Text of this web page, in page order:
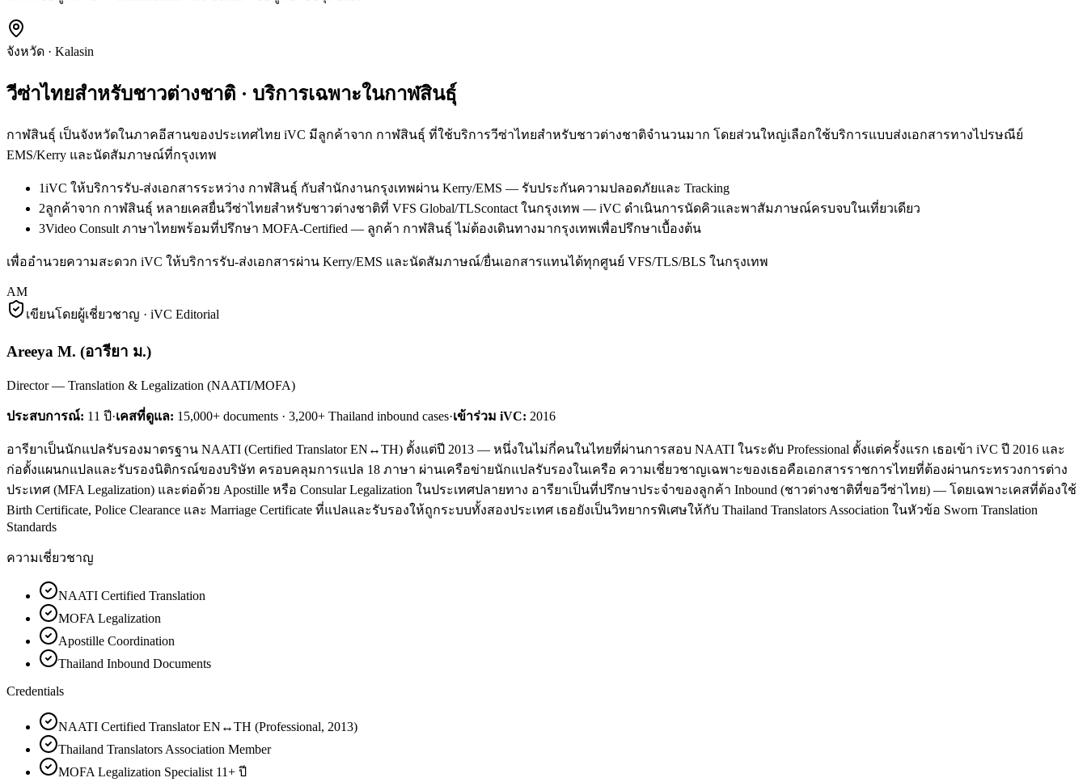
จังหวัด · Kalasin
วีซ่าไทยสำหรับชาวต่างชาติ · บริการเฉพาะในกาฬสินธุ์
กาฬสินธุ์ เป็นจังหวัดในภาคอีสานของประเทศไทย iVC มีลูกค้าจาก กาฬสินธุ์ ที่ใช้บริการวีซ่าไทยสำหรับชาวต่างชาติจำนวนมาก โดยส่วนใหญ่เลือกใช้บริการแบบส่งเอกสารทางไปรษณีย์
EMS/Kerry และนัดสัมภาษณ์ที่กรุงเทพ
1iVC ให้บริการรับ-ส่งเอกสารระหว่าง กาฬสินธุ์ กับสำนักงานกรุงเทพผ่าน Kerry/EMS — รับประกันความปลอดภัยและ Tracking
2ลูกค้าจาก กาฬสินธุ์ หลายเคสยื่นวีซ่าไทยสำหรับชาวต่างชาติที่ VFS Global/TLScontact ในกรุงเทพ — iVC ดำเนินการนัดคิวและพาสัมภาษณ์ครบจบในเที่ยวเดียว
3Video Consult ภาษาไทยพร้อมที่ปรึกษา MOFA-Certified — ลูกค้า กาฬสินธุ์ ไม่ต้องเดินทางมากรุงเทพเพื่อปรึกษาเบื้องต้น
เพื่ออำนวยความสะดวก iVC ให้บริการรับ-ส่งเอกสารผ่าน Kerry/EMS และนัดสัมภาษณ์/ยื่นเอกสารแทนได้ทุกศูนย์ VFS/TLS/BLS ในกรุงเทพ
AM
เขียนโดยผู้เชี่ยวชาญ · iVC Editorial
Areeya M. (อารียา ม.)
Director — Translation & Legalization (NAATI/MOFA)
ประสบการณ์: 11 ปี·เคสที่ดูแล: 15,000+ documents · 3,200+ Thailand inbound cases·เข้าร่วม iVC: 2016
อารียาเป็นนักแปลรับรองมาตรฐาน NAATI (Certified Translator EN↔TH) ตั้งแต่ปี 2013 — หนึ่งในไม่กี่คนในไทยที่ผ่านการสอบ NAATI ในระดับ Professional ตั้งแต่ครั้งแรก เธอเข้า iVC ปี 2016 และ
ก่อตั้งแผนกแปลและรับรองนิติกรณ์ของบริษัท ครอบคลุมการแปล 18 ภาษา ผ่านเครือข่ายนักแปลรับรองในเครือ ความเชี่ยวชาญเฉพาะของเธอคือเอกสารราชการไทยที่ต้องผ่านกระทรวงการต่าง
ประเทศ (MFA Legalization) และต่อด้วย Apostille หรือ Consular Legalization ในประเทศปลายทาง อารียาเป็นที่ปรึกษาประจำของลูกค้า Inbound (ชาวต่างชาติที่ขอวีซ่าไทย) — โดยเฉพาะเคสที่ต้องใช้
Birth Certificate, Police Clearance และ Marriage Certificate ที่แปลและรับรองให้ถูกระบบทั้งสองประเทศ เธอยังเป็นวิทยากรพิเศษให้กับ Thailand Translators Association ในหัวข้อ Sworn Translation
Standards
ความเชี่ยวชาญ
NAATI Certified Translation
MOFA Legalization
Apostille Coordination
Thailand Inbound Documents
Credentials
NAATI Certified Translator EN↔TH (Professional, 2013)
Thailand Translators Association Member
MOFA Legalization Specialist 11+ ปี